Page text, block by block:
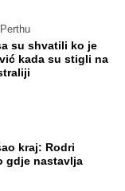
su shvatili ko je
kada su stigli na
kraj: Rodri
gdje nastavlja